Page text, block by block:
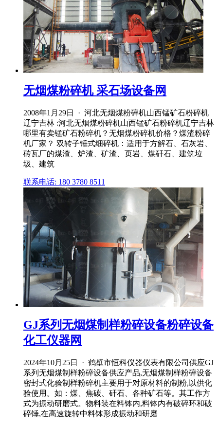
无烟煤粉碎机 采石场设备网
2008年1月29日 · 河北无烟煤粉碎机山西锰矿石粉碎机
辽宁吉林 :河北无烟煤粉碎机山西锰矿石粉碎机辽宁吉林
哪里有卖锰矿石粉碎机？无烟煤粉碎机价格？煤渣粉碎
机厂家？ 双转子锤式细碎机：适用于方解石、石灰岩、
砖瓦厂的煤渣、炉渣、矿渣、页岩、煤矸石、建筑垃
圾、建筑
联系电话: 180 3780 8511
GJ系列无烟煤制样粉碎设备粉碎设备
化工仪器网
2024年10月25日 · 鹤壁市恒科仪器仪表有限公司供应GJ
系列无烟煤制样粉碎设备供应产品,无烟煤制样粉碎设备
密封式化验制样粉碎机主要用于对原材料的制粉,以供化
验使用。如：煤、焦碳、矸石、各种矿石等。其工作方
式为振动研磨式。物料装在料钵内,料钵内有破碎环和破
碎锤,在高速旋转中料钵形成振动和研磨